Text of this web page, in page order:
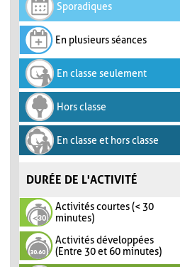
Sporadiques
En plusieurs séances
En classe seulement
Hors classe
En classe et hors classe
DURÉE DE L'ACTIVITÉ
Activités courtes (< 30
minutes)
Activités développées
(Entre 30 et 60 minutes)